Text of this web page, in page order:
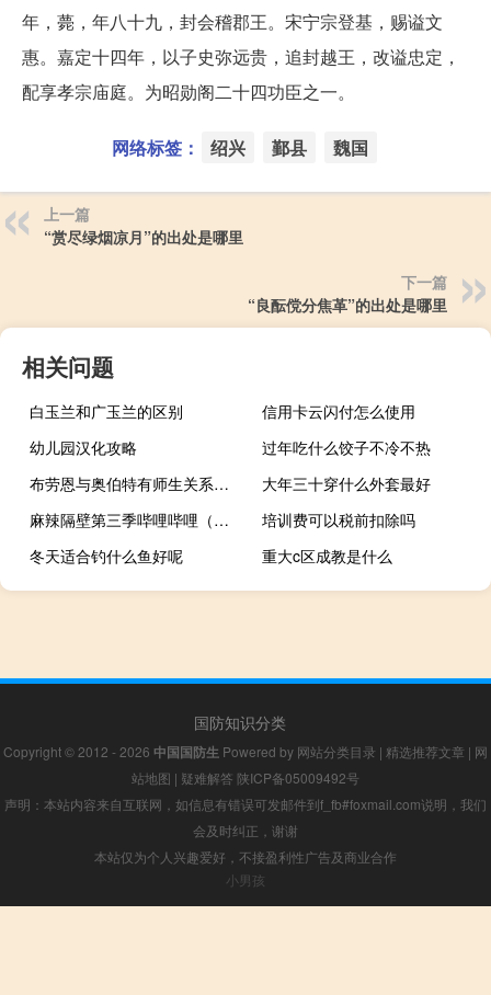
年，薨，年八十九，封会稽郡王。宋宁宗登基，赐谥文
惠。嘉定十四年，以子史弥远贵，追封越王，改谥忠定，
配享孝宗庙庭。为昭勋阁二十四功臣之一。
网络标签： 绍兴 鄞县 魏国
上一篇
“赏尽绿烟凉月”的出处是哪里
下一篇
“良酝傥分焦革”的出处是哪里
相关问题
白玉兰和广玉兰的区别
信用卡云闪付怎么使用
幼儿园汉化攻略
过年吃什么饺子不冷不热
布劳恩与奥伯特有师生关系吗？布劳恩何时研制出V-2导弹？
大年三十穿什么外套最好
麻辣隔壁第三季哔哩哔哩（麻辣隔壁第三季）
培训费可以税前扣除吗
冬天适合钓什么鱼好呢
重大c区成教是什么
国防知识分类
Copyright © 2012 - 2026 中国国防生 Powered by 网站分类目录 | 精选推荐文章 | 网
站地图 | 疑难解答 陕ICP备05009492号
声明：本站内容来自互联网，如信息有错误可发邮件到f_fb#foxmail.com说明，我们
会及时纠正，谢谢
本站仅为个人兴趣爱好，不接盈利性广告及商业合作
小男孩